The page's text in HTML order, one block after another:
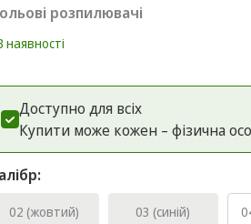
розпилювачі
наявності
Доступно для всіх
Купити може кожен – фізична
02 (жовтий) 03 (синій)